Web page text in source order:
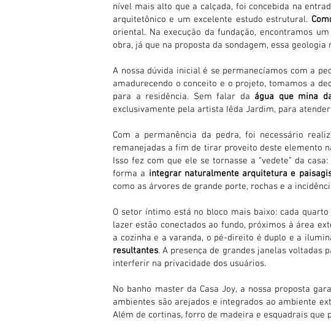
nível mais alto que a calçada, foi concebida na
arquitetônico e um excelente estudo estrutural.
oriental. Na execução da fundação, encontramos
obra, já que na proposta da sondagem, essa
A nossa dúvida inicial é se permanecíamos com a
amadurecendo o conceito e o projeto, tomamos a
para a residência. Sem falar da água que mina
exclusivamente pela artista Iêda Jardim, para
Com a permanência da pedra, foi necessário
remanejadas a fim de tirar proveito deste elemento
Isso fez com que ele se tornasse a “vedete” da
forma a integrar naturalmente arquitetura e
como as árvores de grande porte, rochas e a
O setor íntimo está no bloco mais baixo: cada
lazer estão conectados ao fundo, próximos à área
a cozinha e a varanda, o pé-direito é duplo e a
resultantes. A presença de grandes janelas voltadas
interferir na privacidade dos usuários.
No banho master da Casa Joy, a nossa proposta
ambientes são arejados e integrados ao ambiente
Além de cortinas, forro de madeira e esquadrais